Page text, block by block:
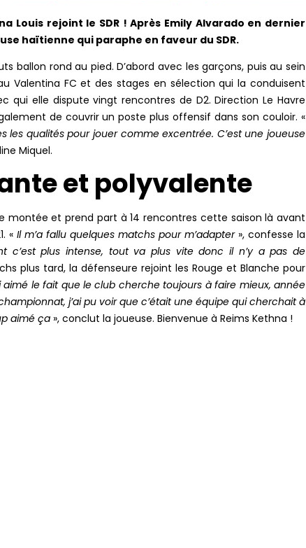
Louis rejoint le SDR ! Après Emily Alvarado en dernier
haïtienne qui paraphe en faveur du SDR.
ballon rond au pied. D’abord avec les garçons, puis au sein
Valentina FC et des stages en sélection qui la conduisent
qui elle dispute vingt rencontres de D2. Direction Le Havre
de couvrir un poste plus offensif dans son couloir. «
les qualités pour jouer comme excentrée. C’est une joueuse
Miquel.
et polyvalente
montée et prend part à 14 rencontres cette saison là avant
« Il m’a fallu quelques matchs pour m’adapter», confesse la
c’est plus intense, tout va plus vite donc il n’y a pas de
plus tard, la défenseure rejoint les Rouge et Blanche pour
aimé le fait que le club cherche toujours à faire mieux, année
j’ai pu voir que c’était une équipe qui cherchait à
aimé ça », conclut la joueuse. Bienvenue à Reims Kethna !